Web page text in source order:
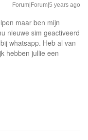
Forum|Forum|5 years ago
maar ben mijn
nieuwe sim geactiveerd
whatsapp. Heb al van
hebben jullie een